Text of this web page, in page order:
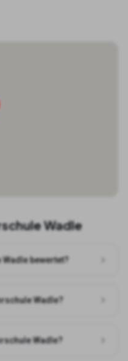
Wadle
Wadle bewertet?
Wadle?
Wadle?